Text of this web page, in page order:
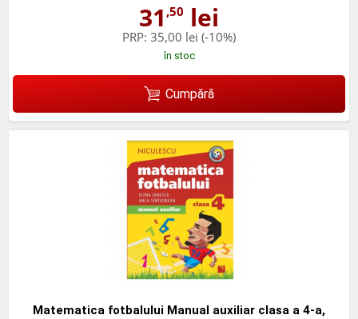
31 ,50 lei
PRP: 35,00 lei (-10%)
în stoc
Cumpără
Matematica fotbalului Manual auxiliar clasa a 4-a,